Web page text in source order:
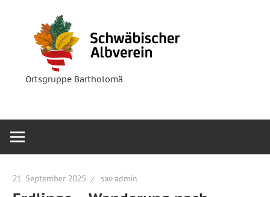
springen
Ortsgruppe Bartholomä
Albverein
Ortsgruppe
Bartholomä
21. September 2025 sav-admin